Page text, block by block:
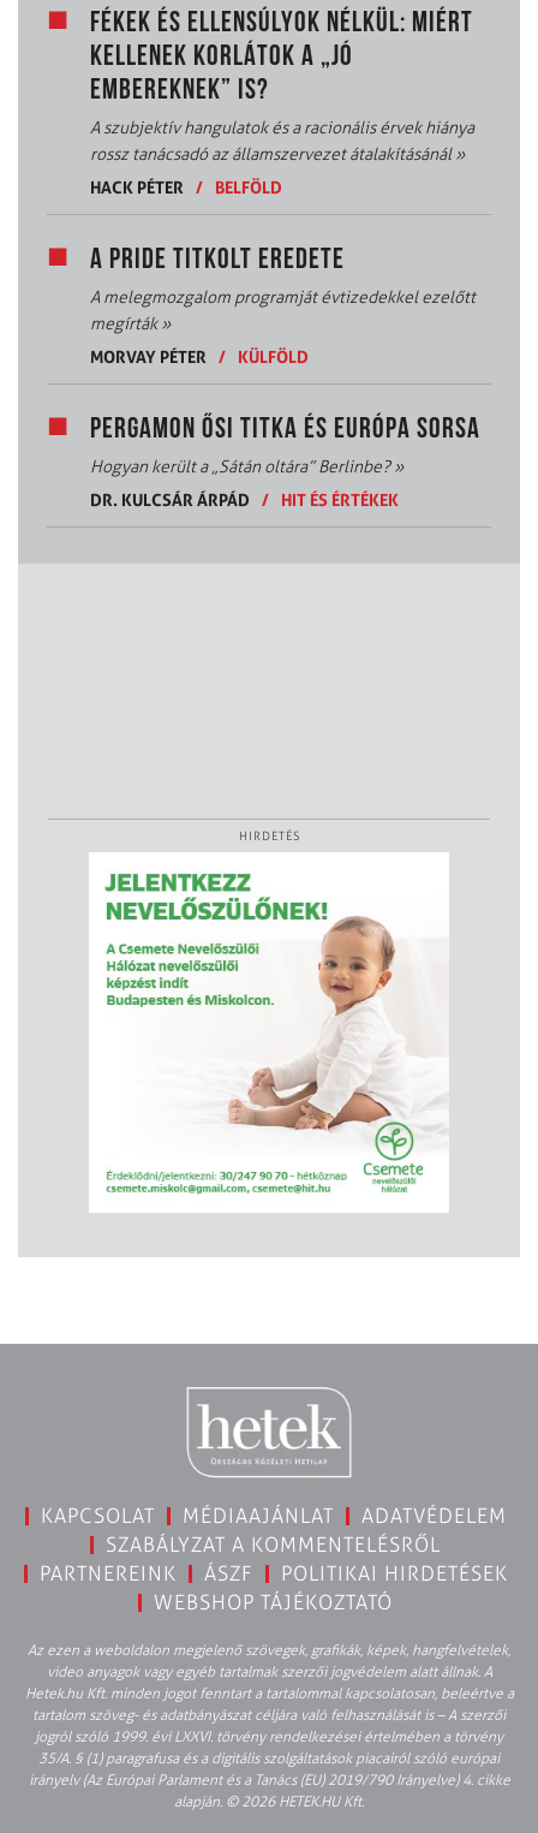
FÉKEK ÉS ELLENSÚLYOK NÉLKÜL: MIÉRT
KELLENEK KORLÁTOK A „JÓ
EMBEREKNEK” IS?
A szubjektív hangulatok és a racionális érvek hiánya
rossz tanácsadó az államszervezet átalakításánál»
HACK PÉTER
/ BELFÖLD
A PRIDE TITKOLT EREDETE
A melegmozgalom programját évtizedekkel ezelőtt
megírták»
MORVAY PÉTER
/ KÜLFÖLD
PERGAMON ŐSI TITKA ÉS EURÓPA SORSA
Hogyan került a „Sátán oltára” Berlinbe?»
DR. KULCSÁR ÁRPÁD
/ HIT ÉS ÉRTÉKEK
HIRDETÉS
KAPCSOLAT MÉDIAAJÁNLAT
ADATVÉDELEM
SZABÁLYZAT A KOMMENTELÉSRŐL
PARTNEREINK
ÁSZF
POLITIKAI HIRDETÉSEK
WEBSHOP TÁJÉKOZTATÓ
Az ezen a weboldalon megjelenő szövegek, grafikák, képek, hangfelvételek,
video anyagok vagy egyéb tartalmak szerzői jogvédelem alatt állnak. A
Hetek.hu Kft. minden jogot fenntart a tartalommal kapcsolatosan, beleértve a
tartalom szöveg- és adatbányászat céljára való felhasználását is – A szerzői
jogról szóló 1999. évi LXXVI. törvény rendelkezései értelmében a törvény
35/A. § (1) paragrafusa és a digitális szolgáltatások piacairól szóló európai
irányelv (Az Európai Parlament és a Tanács (EU) 2019/790 Irányelve) 4. cikke
alapján. © 2026 HETEK.HU Kft.